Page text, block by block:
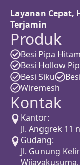
Layanan Cepat,
Terjamin
Produk
Besi Pipa Hitam
Besi Hollow
Besi Siku
Wiremesh
Kontak
Kantor:
Jl. Anggrek 11
Gudang:
Jl. Gunung